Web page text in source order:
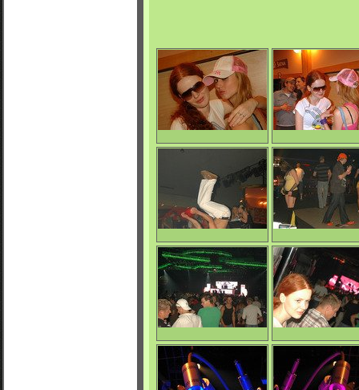
0/7573
Emka & Miška
Saltista :-)
0/4890
Apokalypsa Emka